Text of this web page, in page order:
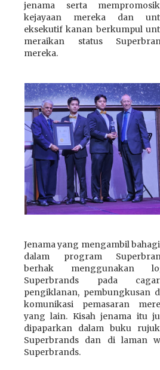
jenama serta
kejayaan mereka dan
eksekutif kanan berkumpul
meraikan status
mereka.
Jenama yang mengambil
dalam program
berhak menggunakan
Superbrands pada
pengiklanan, pembungkusan
komunikasi pemasaran
yang lain. Kisah jenama itu
dipaparkan dalam buku
Superbrands dan di laman
Superbrands.